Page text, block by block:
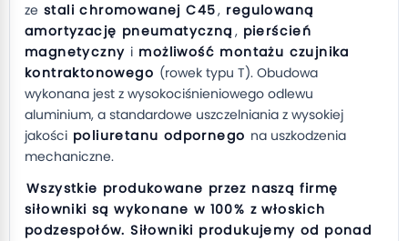
ze stali chromowanej C45, regulowaną
amortyzację pneumatyczną , pierścień
magnetyczny i możliwość montażu czujnika
kontraktonowego (rowek typu T). Obudowa
wykonana jest z wysokociśnieniowego odlewu
aluminium, a standardowe uszczelniania z wysokiej
jakości poliuretanu odpornego na uszkodzenia
mechaniczne.
Wszystkie produkowane przez naszą firmę
siłowniki są wykonane w 100% z włoskich
podzespołów. Siłowniki produkujemy od ponad